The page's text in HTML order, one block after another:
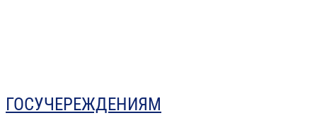
ГОСУЧЕРЕЖДЕНИЯМ